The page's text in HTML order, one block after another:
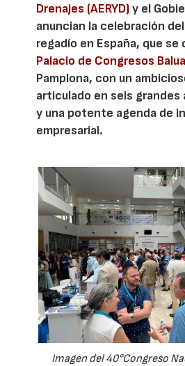
Drenajes (AERYD)y el
anuncian la celebración
regadío en España, que se
Palacio de Congresos
Pamplona, con un
articulado en seis
y una potente agenda de
empresarial.
Imagen del 40°Congreso